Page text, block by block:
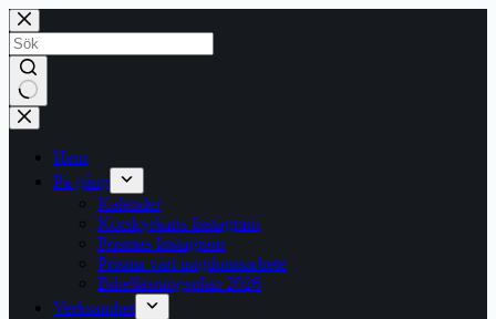
Hoppa
till
innehåll
Inga
resultat
Hem
På gång
Kalender
Korskyrkans Instagram
Prismas Instagram
Prisma vårt ungdomsarbete
Bibelläsningsplan 2026
Verksamhet